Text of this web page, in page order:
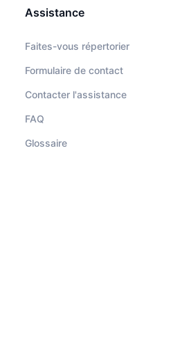
Assistance
Faites-vous répertorier
Formulaire de contact
Contacter l'assistance
FAQ
Glossaire